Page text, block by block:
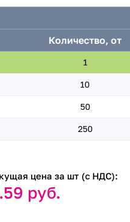
Количество, от
1
10
50
250
цена за шт (с НДС):
руб.